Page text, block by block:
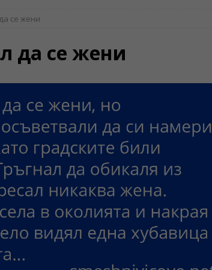
се жени
да се жени